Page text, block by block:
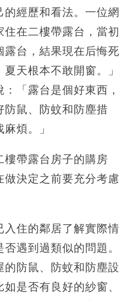
的經歷和看法。一位網
住在二樓帶露台，當初
露台，結果現在后悔死
天根本不敢開窗。」
「露台是個好東西，
防鼠、防蚊和防塵措
煩。」
樓帶露台房子的購房
做決定之前要充分考慮
入住的鄰居了解實際情
遇到過類似的問題。
的防鼠、防蚊和防塵設
是否有良好的紗窗、